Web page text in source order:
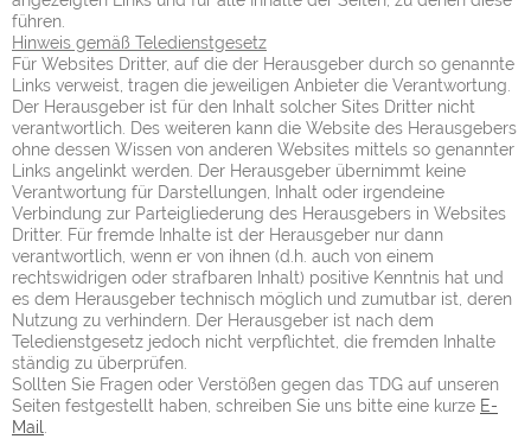
führen.
Hinweis gemäß Teledienstgesetz
Für Websites Dritter, auf die der Herausgeber durch so genannte
Links verweist, tragen die jeweiligen Anbieter die Verantwortung.
Der Herausgeber ist für den Inhalt solcher Sites Dritter nicht
verantwortlich. Des weiteren kann die Website des Herausgebers
ohne dessen Wissen von anderen Websites mittels so genannter
Links angelinkt werden. Der Herausgeber übernimmt keine
Verantwortung für Darstellungen, Inhalt oder irgendeine
Verbindung zur Parteigliederung des Herausgebers in Websites
Dritter. Für fremde Inhalte ist der Herausgeber nur dann
verantwortlich, wenn er von ihnen (d.h. auch von einem
rechtswidrigen oder strafbaren Inhalt) positive Kenntnis hat und
es dem Herausgeber technisch möglich und zumutbar ist, deren
Nutzung zu verhindern. Der Herausgeber ist nach dem
Teledienstgesetz jedoch nicht verpflichtet, die fremden Inhalte
ständig zu überprüfen.
Sollten Sie Fragen oder Verstößen gegen das TDG auf unseren
Seiten festgestellt haben, schreiben Sie uns bitte eine kurze E-
Mail